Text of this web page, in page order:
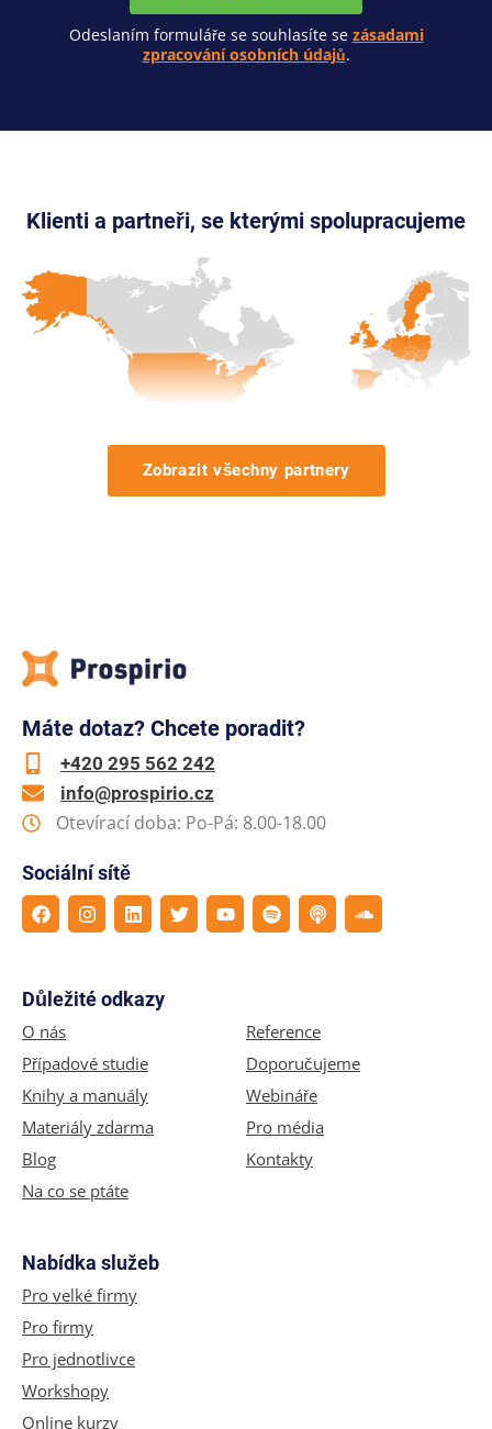
Odeslaním formuláře se souhlasíte se zásadami
zpracování osobních údajů.
Klienti a partneři, se kterými spolupracujeme
Zobrazit všechny partnery
Máte dotaz? Chcete poradit?
+420 295 562 242
info@prospirio.cz
Otevírací doba: Po-Pá: 8.00-18.00
Sociální sítě
Důležité odkazy
O nás
Případové studie
Knihy a manuály
Materiály zdarma
Blog
Na co se ptáte
Reference
Doporučujeme
Webináře
Pro média
Kontakty
Nabídka služeb
Pro velké firmy
Pro firmy
Pro jednotlivce
Workshopy
Online kurzy